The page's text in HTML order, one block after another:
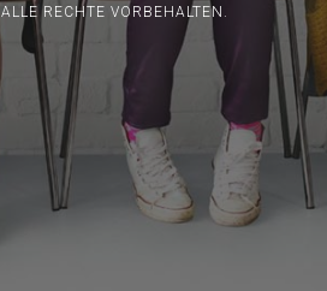
ALLE RECHTE VORBEHALTEN.